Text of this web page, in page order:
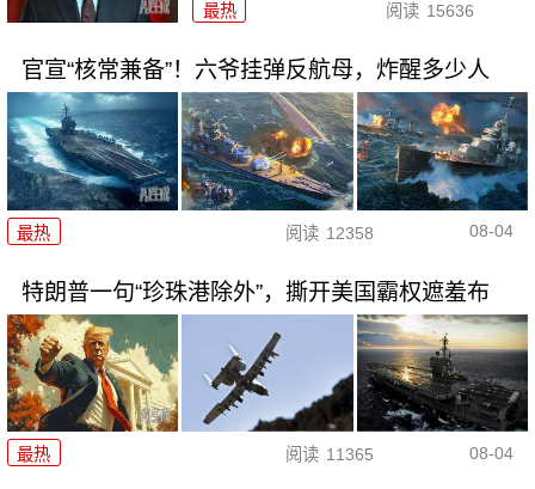
最热 阅读 15636
官宣“核常兼备”！六爷挂弹反航母，炸醒多少人
最热 阅读 12358 08-04
特朗普一句“珍珠港除外”，撕开美国霸权遮羞布
最热 阅读 11365 08-04